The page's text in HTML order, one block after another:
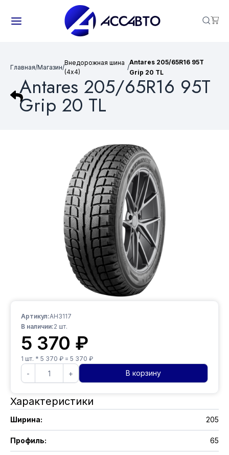
Главная/Магазин/
Внедорожная шина
(4х4)
/
Antares 205/65R16 95T
Grip 20 TL
Antares 205/65R16 95T
Grip 20 TL
Характеристики
Ширина: 205
Профиль: 65
Артикул:AH3117
В наличии:2 шт.
5 370 ₽
1 шт. * 5 370 ₽ = 5 370 ₽
- + В корзину